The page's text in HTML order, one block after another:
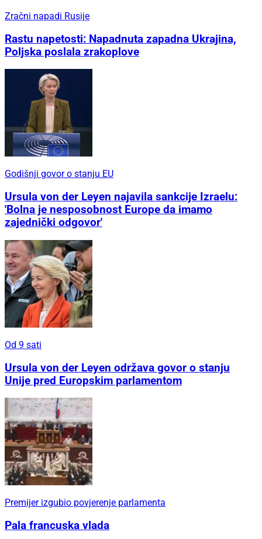
Zračni napadi Rusije
Rastu napetosti: Napadnuta zapadna Ukrajina,
Poljska poslala zrakoplove
Godišnji govor o stanju EU
Ursula von der Leyen najavila sankcije Izraelu:
'Bolna je nesposobnost Europe da imamo
zajednički odgovor'
Od 9 sati
Ursula von der Leyen održava govor o stanju
Unije pred Europskim parlamentom
Premijer izgubio povjerenje parlamenta
Pala francuska vlada